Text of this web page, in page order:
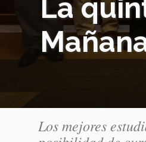
La
Los mejores